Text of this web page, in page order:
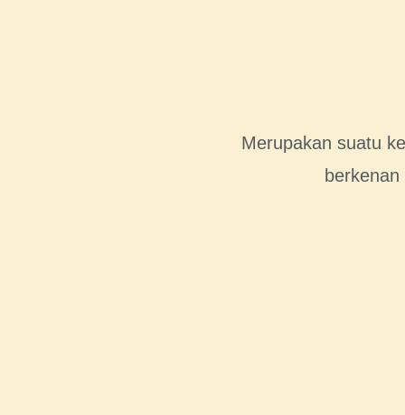
Merupakan suatu
berkenan